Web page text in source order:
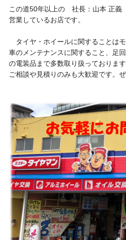
2024年9月12日
2024年9月10日
ホンダ N-
2024年9月9日
スズキ アル
スタッフ日記を
2024年9月8日
トヨタ ルー
スタッフ日記を
2024年9月7日
トヨタ プリ
この道50年以上の 社長：山本 正
営業しているお店です。
タイヤ・ホイールに関することは
車のメンテナンスに関すること、足
の電装品まで多数取り扱っております
ご相談や見積りのみも大歓迎です。